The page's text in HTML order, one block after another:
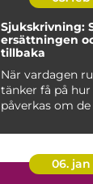
Sjukskrivning:
ersättningen
tillbaka
När vardagen
tänker få på
påverkas om de
06. jan